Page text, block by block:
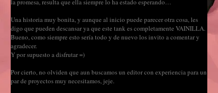
la promesa, resulta que ella siempre lo ha estado esperando…
Una historia muy bonita, y aunque al inicio puede parecer otra cosa, les
digo que pueden descansar ya que este tank es completamente VAINILLA.
Bueno, como siempre esto sería todo y de nuevo los invito a comentar y
agradecer.
Y por supuesto a disfrutar =)
Por cierto, no olviden que aun buscamos un editor con experiencia para un
par de proyectos muy necesitamos, jeje.